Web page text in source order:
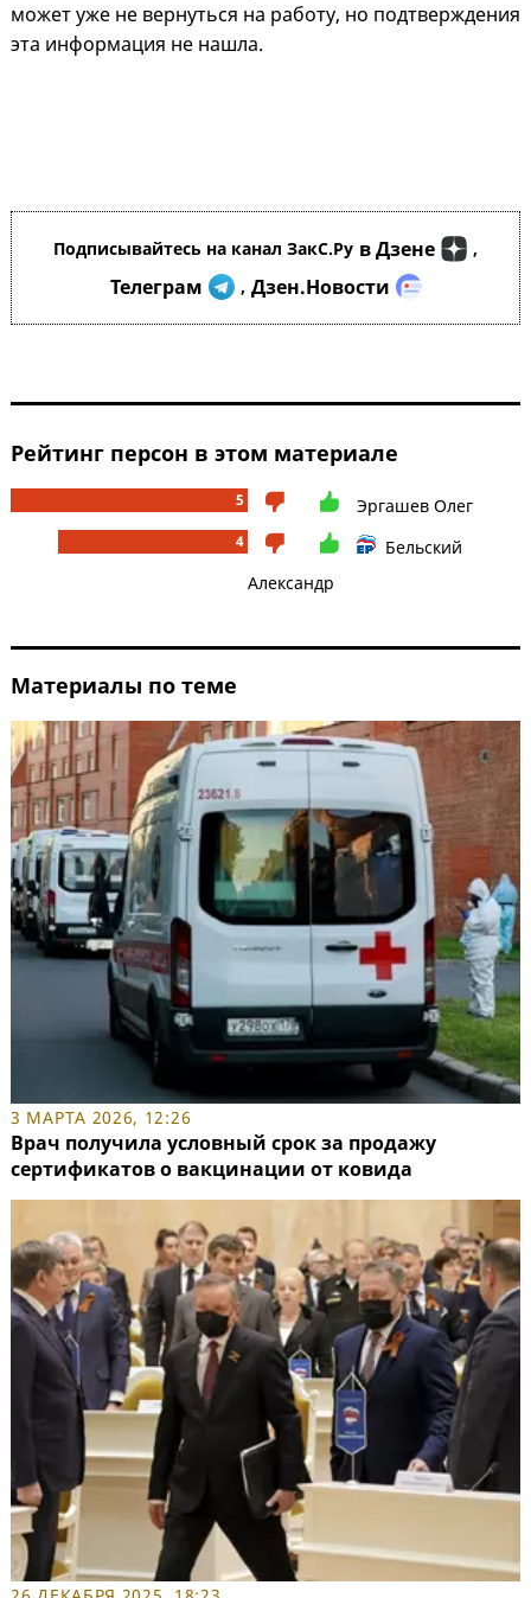
может уже не вернуться на работу, но подтверждения
эта информация не нашла.
Подписывайтесь на канал ЗакС.Ру в Дзене ,
Телеграм , Дзен.Новости
Рейтинг персон в этом материале
5 Эргашев Олег
4
Бельский
Александр
Материалы по теме
3 МАРТА 2026, 12:26
Врач получила условный срок за продажу
сертификатов о вакцинации от ковида